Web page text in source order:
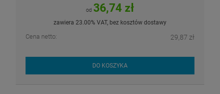
od 36,74 zł
zawiera 23.00% VAT, bez kosztów dostawy
Cena netto: 29,87 zł
DO KOSZYKA